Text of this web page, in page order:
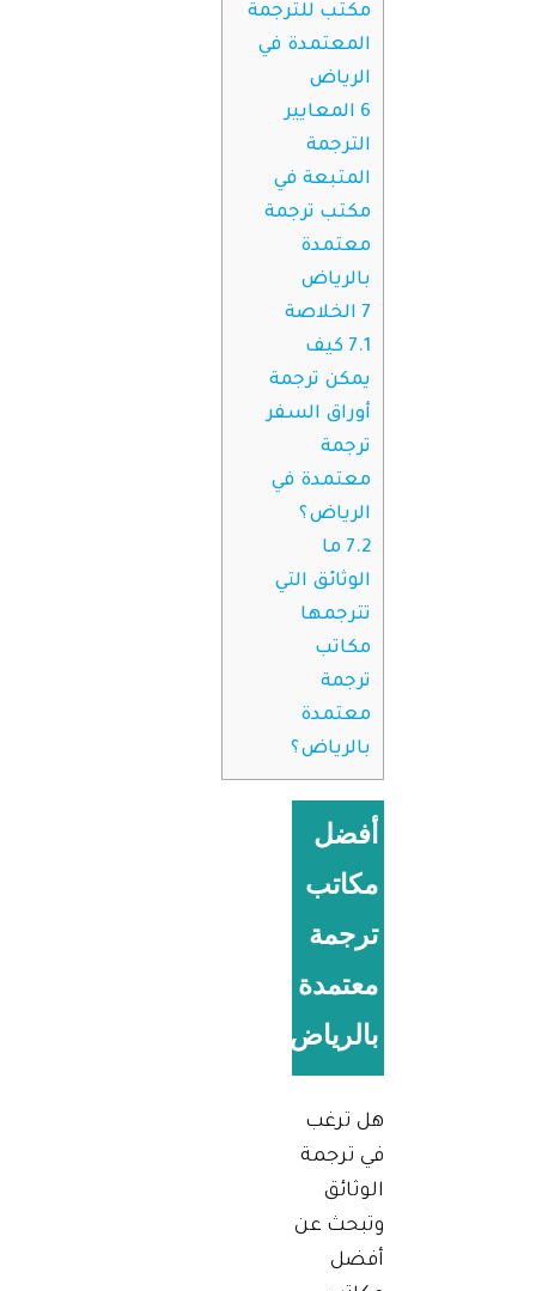
مكتب للترجمة
المعتمدة في
الرياض
6 المعايير
الترجمة
المتبعة في
مكتب ترجمة
معتمدة
بالرياض
7 الخلاصة
7.1 كيف
يمكن ترجمة
أوراق السفر
ترجمة
معتمدة في
الرياض؟
7.2 ما
الوثائق التي
تترجمها
مكاتب
ترجمة
معتمدة
بالرياض؟
أفضل
مكاتب
ترجمة
معتمدة
بالرياض
هل ترغب
في ترجمة
الوثائق
وتبحث عن
أفضل